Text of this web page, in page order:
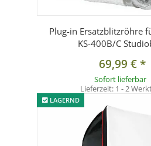
Plug-in Ersatzblitzröhre
KS-400B/C
69,99 €*
Sofort lieferbar
Lieferzeit: 1 - 2
LAGERND